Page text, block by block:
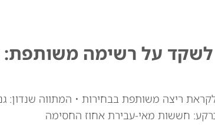
לשקד על רשימה משותפת:
לקראת ריצה משותפת בבחירות • המתווה שנדון:
חששות מאי-עבירת אחוז החסימה